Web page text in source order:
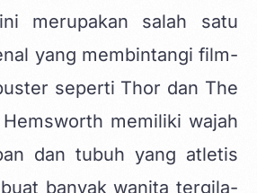
merupakan salah satu
yang membintangi film-
seperti Thor dan The
memiliki wajah
dan tubuh yang atletis
banyak wanita tergila-